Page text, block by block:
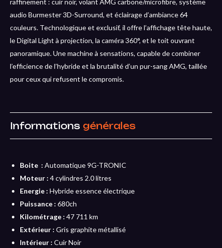
raffinement : cuir noir, volant AMG carbone/microfibre, système
audio Burmester 3D-Surround, et éclairage d’ambiance 64
couleurs. Technologique et exclusif, il offre l’affichage tête haute,
le Digital Light à projection, la caméra 360°, et le toit ouvrant
panoramique. Une machine à sensations, capable de combiner
l’efficience de l’hybride et la brutalité d’un pur-sang AMG, taillée
pour ceux qui refusent le compromis.
Informations générales
Boite : Automatique 9G-TRONIC
Moteur : 4 cylindres 2.0 litres
Energie : Hybride essence électrique
Puissance : 680ch
Kilométrage : 47 711 km
Extérieur : Gris graphite métallisé
Intérieur : Cuir Noir